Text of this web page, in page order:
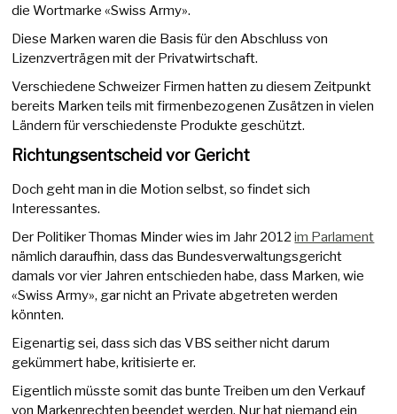
die Wortmarke «Swiss Army».
Diese Marken waren die Basis für den Abschluss von
Lizenzverträgen mit der Privatwirtschaft.
Verschiedene Schweizer Firmen hatten zu diesem Zeitpunkt
bereits Marken teils mit firmenbezogenen Zusätzen in vielen
Ländern für verschiedenste Produkte geschützt.
Richtungsentscheid vor Gericht
Doch geht man in die Motion selbst, so findet sich
Interessantes.
Der Politiker Thomas Minder wies im Jahr 2012im Parlament
nämlich daraufhin, dass das Bundesverwaltungsgericht
damals vor vier Jahren entschieden habe, dass Marken, wie
«Swiss Army», gar nicht an Private abgetreten werden
könnten.
Eigenartig sei, dass sich das VBS seither nicht darum
gekümmert habe, kritisierte er.
Eigentlich müsste somit das bunte Treiben um den Verkauf
von Markenrechten beendet werden. Nur hat niemand ein